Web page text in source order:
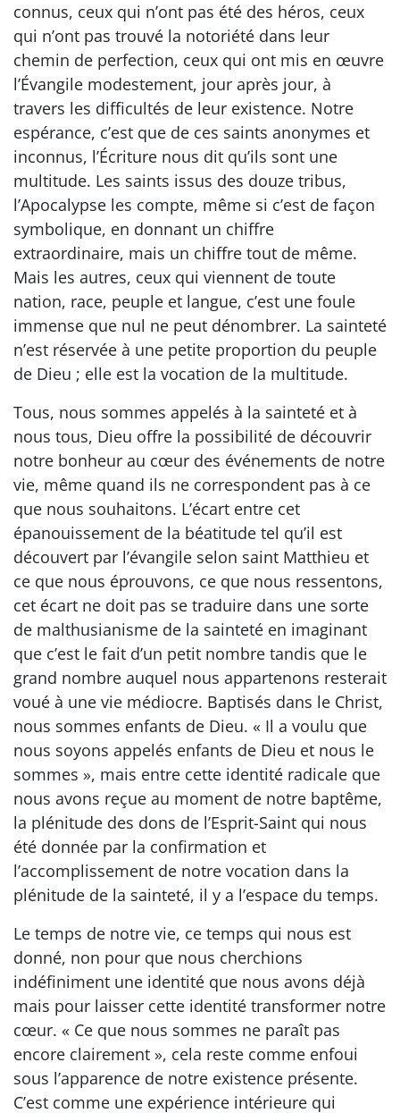
connus, ceux qui n’ont pas été des héros, ceux
qui n’ont pas trouvé la notoriété dans leur
chemin de perfection, ceux qui ont mis en œuvre
l’Évangile modestement, jour après jour, à
travers les difficultés de leur existence. Notre
espérance, c’est que de ces saints anonymes et
inconnus, l’Écriture nous dit qu’ils sont une
multitude. Les saints issus des douze tribus,
l’Apocalypse les compte, même si c’est de façon
symbolique, en donnant un chiffre
extraordinaire, mais un chiffre tout de même.
Mais les autres, ceux qui viennent de toute
nation, race, peuple et langue, c’est une foule
immense que nul ne peut dénombrer. La sainteté
n’est réservée à une petite proportion du peuple
de Dieu ; elle est la vocation de la multitude.
Tous, nous sommes appelés à la sainteté et à
nous tous, Dieu offre la possibilité de découvrir
notre bonheur au cœur des événements de notre
vie, même quand ils ne correspondent pas à ce
que nous souhaitons. L’écart entre cet
épanouissement de la béatitude tel qu’il est
découvert par l’évangile selon saint Matthieu et
ce que nous éprouvons, ce que nous ressentons,
cet écart ne doit pas se traduire dans une sorte
de malthusianisme de la sainteté en imaginant
que c’est le fait d’un petit nombre tandis que le
grand nombre auquel nous appartenons resterait
voué à une vie médiocre. Baptisés dans le Christ,
nous sommes enfants de Dieu. « Il a voulu que
nous soyons appelés enfants de Dieu et nous le
sommes », mais entre cette identité radicale que
nous avons reçue au moment de notre baptême,
la plénitude des dons de l’Esprit-Saint qui nous
été donnée par la confirmation et
l’accomplissement de notre vocation dans la
plénitude de la sainteté, il y a l’espace du temps.
Le temps de notre vie, ce temps qui nous est
donné, non pour que nous cherchions
indéfiniment une identité que nous avons déjà
mais pour laisser cette identité transformer notre
cœur. « Ce que nous sommes ne paraît pas
encore clairement », cela reste comme enfoui
sous l’apparence de notre existence présente.
C’est comme une expérience intérieure qui